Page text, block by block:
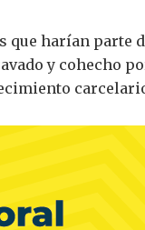
harían parte
y cohecho